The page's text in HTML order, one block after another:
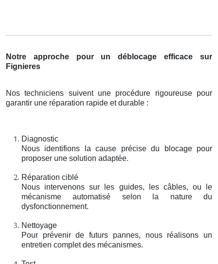
Notre approche pour un déblocage efficace sur
Fignieres
Nos techniciens suivent une procédure rigoureuse pour
garantir une réparation rapide et durable :
Diagnostic
Nous identifions la cause précise du blocage pour
proposer une solution adaptée.
Réparation ciblé
Nous intervenons sur les guides, les câbles, ou le
mécanisme automatisé selon la nature du
dysfonctionnement.
Nettoyage
Pour prévenir de futurs pannes, nous réalisons un
entretien complet des mécanismes.